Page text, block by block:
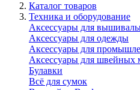
Каталог товаров
Техника и оборудование
Аксессуары для
Аксессуары для одежды
Аксессуары для
Аксессуары для швейных
Булавки
Всё для сумок